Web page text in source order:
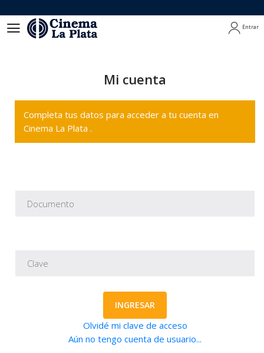
Entrar
Mi cuenta
Completa tus datos para acceder a tu cuenta en
Cinema La Plata .
INGRESAR
Olvidé mi clave de acceso
Aún no tengo cuenta de usuario...